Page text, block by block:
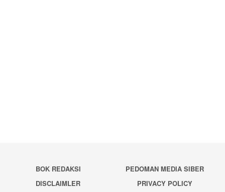
BOK REDAKSI
PEDOMAN MEDIA SIBER
DISCLAIMLER
PRIVACY POLICY